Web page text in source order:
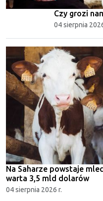
Czy grozi
04 sierpnia
Na Saharze powstaje
warta 3,5 mld dolarów
04 sierpnia 2026 r.